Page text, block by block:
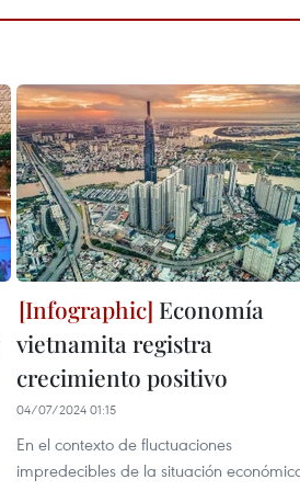
Economía
vietnamita registra
crecimiento positivo
04/07/2024 01:15
En el contexto de fluctuaciones
impredecibles de la situación